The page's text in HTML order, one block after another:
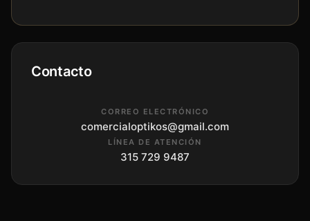
Contacto
CORREO ELECTRÓNICO
comercialoptikos@gmail.com
LÍNEA DE ATENCIÓN
315 729 9487